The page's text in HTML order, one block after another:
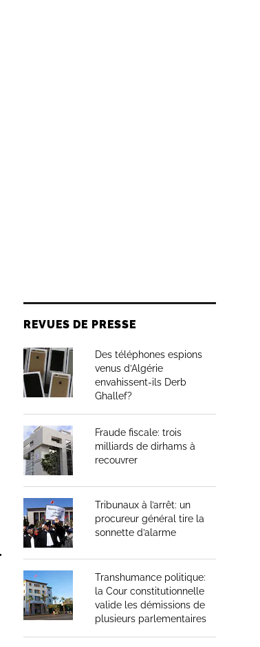
REVUES DE PRESSE
Des téléphones espions
venus d’Algérie
envahissent-ils Derb
Ghallef?
Fraude fiscale: trois
milliards de dirhams à
recouvrer
Tribunaux à l’arrêt: un
procureur général tire la
sonnette d’alarme
Transhumance politique:
la Cour constitutionnelle
valide les démissions de
plusieurs parlementaires